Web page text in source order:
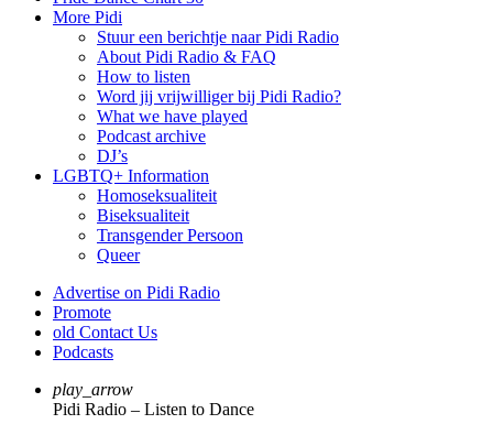
More Pidi
Stuur een berichtje naar Pidi Radio
About Pidi Radio & FAQ
How to listen
Word jij vrijwilliger bij Pidi Radio?
What we have played
Podcast archive
DJ’s
LGBTQ+ Information
Homoseksualiteit
Biseksualiteit
Transgender Persoon
Queer
Advertise on Pidi Radio
Promote
old Contact Us
Podcasts
play_arrow
Pidi Radio – Listen to Dance